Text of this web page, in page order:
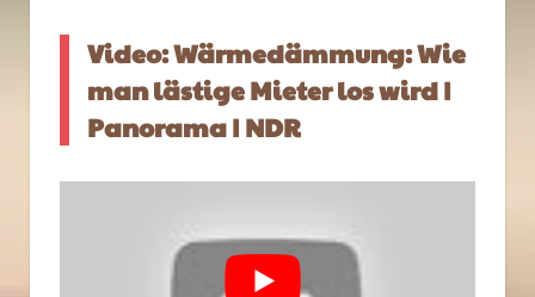
Video: Wärmedämmung: Wie
man lästige Mieter los wird |
Panorama | NDR